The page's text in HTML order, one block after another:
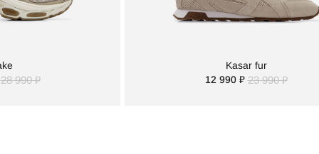
28 990 ₽
Kasar fur
12 990 ₽ 23 990 ₽